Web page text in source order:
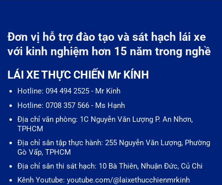
Đơn vị hỗ trợ đào tạo và sát hạch lái xe
với kinh nghiệm hơn 15 năm trong nghề
LÁI XE THỰC CHIẾN Mr KÍNH
Hotline: 094 494 2525 - Mr Kính
Hotline: 0708 357 566 - Ms Hạnh
Địa chỉ văn phòng: 1C Nguyễn Văn Lượng P. An Nhơn,
TPHCM
Địa chỉ sân tập thực hành: 255 Nguyễn Văn Lượng, Phường
Gò Vấp, TPHCM
Địa chỉ sân thi sát hạch: 10 Bà Thiên, Nhuận Đức, Củ Chi
Kênh Youtube: youtube.com/@laixethucchienmrkinh